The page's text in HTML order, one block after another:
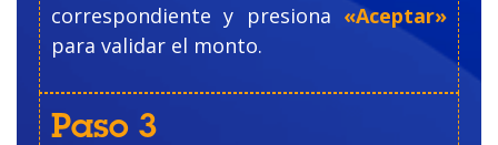
correspondiente y presiona «Aceptar»
para validar el monto.
Paso 3